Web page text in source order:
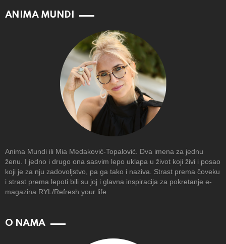
ANIMA MUNDI
Anima Mundi ili Mia Medaković-Topalović. Dva imena za jednu
ženu. I jedno i drugo ona sasvim lepo uklapa u život koji živi i posao
koji je za nju zadovoljstvo, pa ga tako i naziva. Strast prema čoveku
i strast prema lepoti bili su joj i glavna inspiracija za pokretanje e-
magazina RYL/Refresh your life
O NAMA